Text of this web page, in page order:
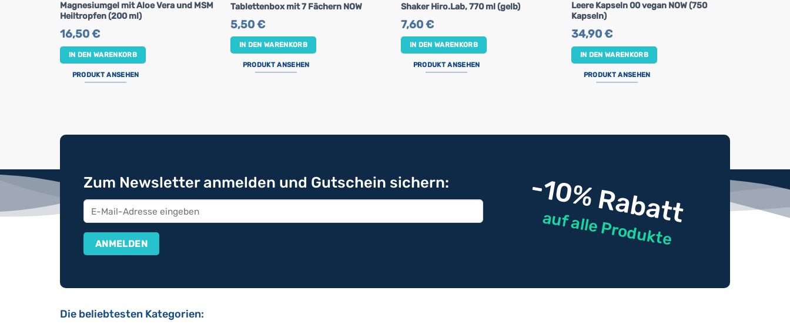
Magnesiumgel mit Aloe Vera und MSM
Heiltropfen (200 ml)
16,50€
IN DEN WARENKORB
PRODUKT ANSEHEN
Tablettenbox mit 7 Fächern NOW
5,50€
IN DEN WARENKORB
PRODUKT ANSEHEN
Shaker Hiro.Lab, 770 ml (gelb)
7,60€
IN DEN WARENKORB
PRODUKT ANSEHEN
Leere Kapseln 00 vegan NOW (750
Kapseln)
34,90€
IN DEN WARENKORB
PRODUKT ANSEHEN
Zum Newsletter anmelden und Gutschein sichern: -10% Rabatt
auf alle Produkte
Die beliebtesten Kategorien: